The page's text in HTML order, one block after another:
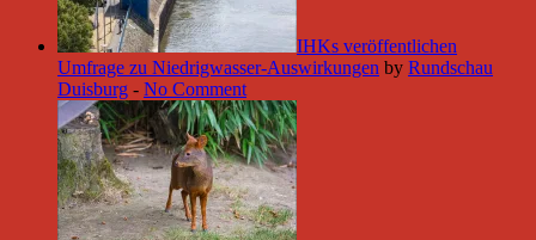
IHKs veröffentlichen
Umfrage zu Niedrigwasser-Auswirkungen by Rundschau
Duisburg - No Comment